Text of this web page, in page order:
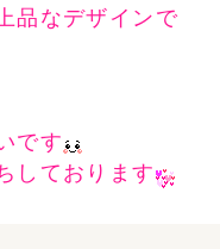
品なデザインで
です
しております